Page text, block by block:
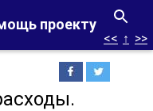
проекту
<< ↑ >>